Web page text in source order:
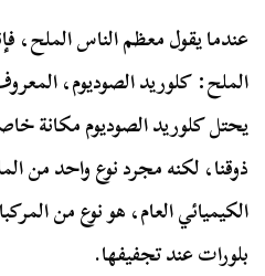
عندما يقول معظم الناس الملح،
الملح: كلوريد الصوديوم،
يحتل كلوريد الصوديوم مكانة
ذوقنا، لكنه مجرد نوع واحد من
الكيميائي العام، هو نوع من
بلورات عند تجفيفها.